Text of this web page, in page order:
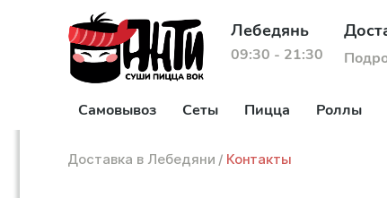
Лебедянь
09:30 - 21:30
Самовывоз Сеты Пицца Роллы
Доставка в Лебедяни / Контакты